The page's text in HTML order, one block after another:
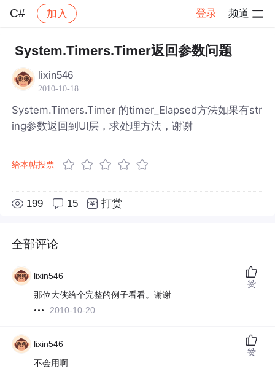
C# 加入 登录 频道
社区 帖子详情
System.Timers.Timer返回参数问题
lixin546
2010-10-18
System.Timers.Timer 的timer_Elapsed方法如果有str
ing参数返回到UI层，求处理方法，谢谢
给本帖投票
199 15 打赏
全部评论
lixin546
那位大侠给个完整的例子看看。谢谢
2010-10-20
赞
lixin546
不会用啊
赞